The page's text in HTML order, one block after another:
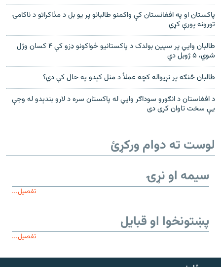
پاکستان او په افغانستان کې واکمنو طالبانو پر يو بل د مذاکراتو د ناکامۍ
تورونه پورې کړي
طالبان وايي پر سپين بولدک د پاکستانيو ځواکونو ډزو کې ۴ کسان وژل
شوي، ۵ ژوبل دي
طالبان څنګه پر نړیواله کچه عملاً د منل کېدو په حال کې دي؟
د افغاستان د انګورو سوداګر وايي له پاکستان سره د لارو بندېدو له وجې
یې سخت تاوان کړی دی
لوست ته دوام ورکړئ
سیمه او نړۍ
تفصیل...
پښتونخوا او قبایل
تفصیل...